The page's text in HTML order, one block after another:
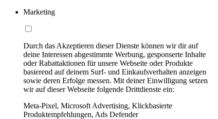
Marketing
Durch das Akzeptieren dieser Dienste können wir dir auf
deine Interessen abgestimmte Werbung, gesponserte Inhalte
oder Rabattaktionen für unsere Webseite oder Produkte
basierend auf deinem Surf- und Einkaufsverhalten anzeigen
sowie deren Erfolge messen. Mit deiner Einwilligung setzen
wir auf dieser Webseite folgende Drittdienste ein:
Meta-Pixel, Microsoft Advertising, Klickbasierte
Produktempfehlungen, Ads Defender